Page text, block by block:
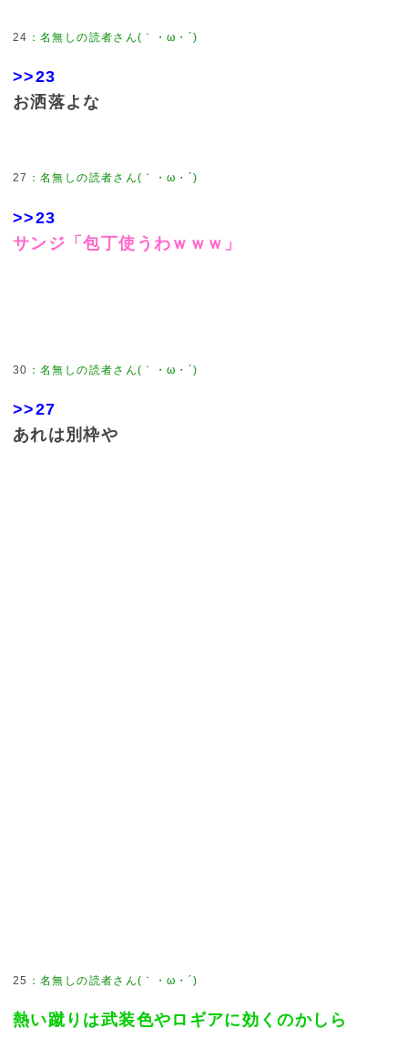
24 ：名無しの読者さん(｀・ω・´)
>>23
お洒落よな
27 ：名無しの読者さん(｀・ω・´)
>>23
サンジ「包丁使うわｗｗｗ」
30 ：名無しの読者さん(｀・ω・´)
>>27
あれは別枠や
25 ：名無しの読者さん(｀・ω・´)
熱い蹴りは武装色やロギアに効くのかしら